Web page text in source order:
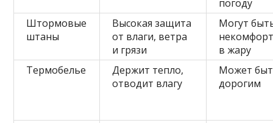
погоду
Штормовые
штаны
Высокая защита
от влаги, ветра
и грязи
Могут
в жару
Термобелье
Держит тепло,
отводит влагу
Может
дорогим